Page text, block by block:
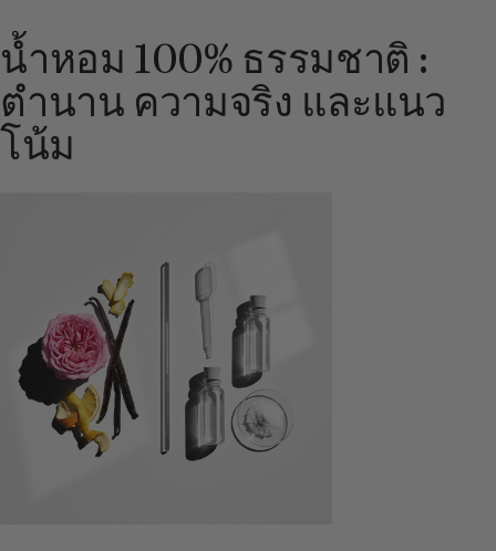
น้ำหอม 100% ธรรมชาติ :
ตำนาน ความจริง และแนว
โน้ม